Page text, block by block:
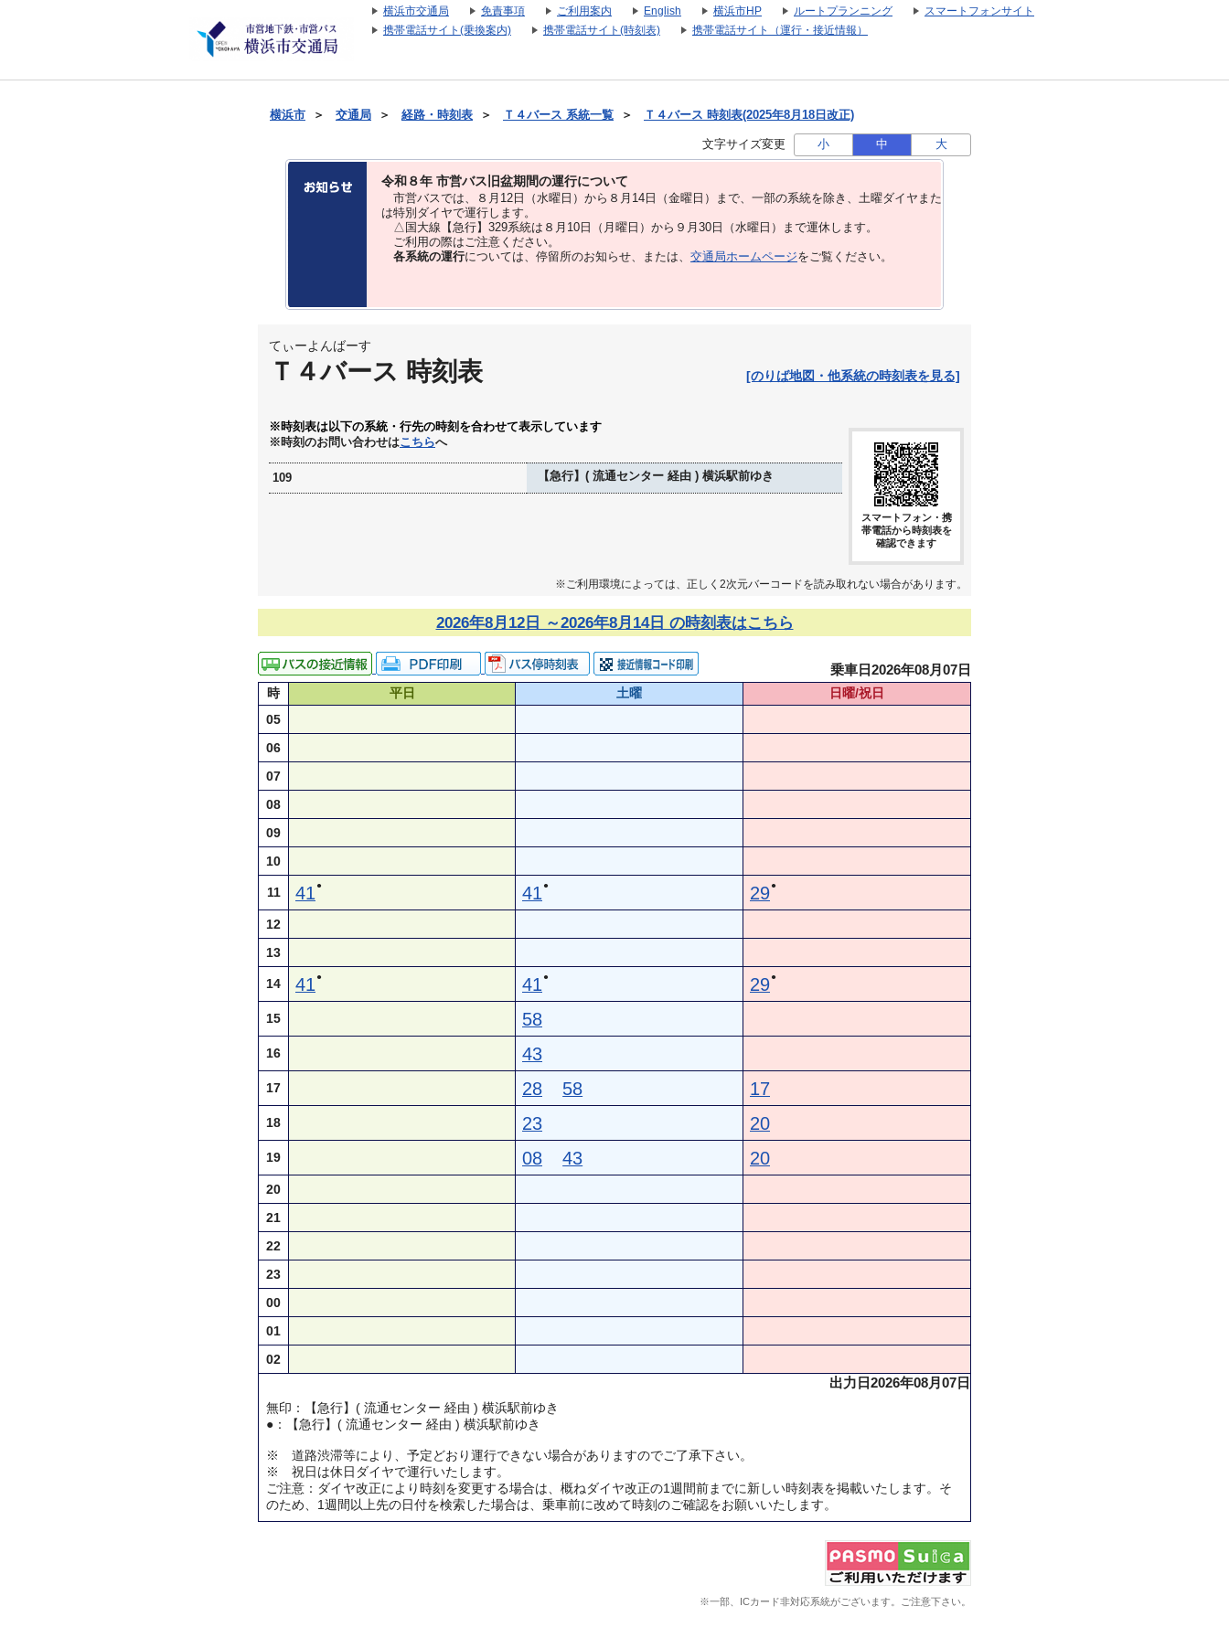
横浜市交通局 免責事項 ご利用案内 English 横浜市HP ルートプランニング
スマートフォンサイト
携帯電話サイト(乗換案内)
携帯電話サイト(時刻表) 携帯電話サイト（運行・接近情報）
横浜市 ＞ 交通局 ＞ 経路・時刻表 ＞ Ｔ４バース 系統一覧 ＞ Ｔ４バース 時刻表(2025年8月18日改正)
文字サイズ変更 小 中 大
令和８年 市営バス旧盆期間の運行について
市営バスでは、８⽉12⽇（水曜日）から８⽉14⽇（金曜日）まで、⼀部の系統を除き、⼟曜ダイヤまた
は特別ダイヤで運⾏します。
△国大線【急行】329系統は８月10日（月曜日）から９月30日（水曜日）まで運休します。
ご利用の際はご注意ください。
各系統の運行については、停留所のお知らせ、または、 交通局ホームページをご覧ください。
てぃーよんばーす
Ｔ４バース 時刻表 [のりば地図・他系統の時刻表を見る]
※時刻表は以下の系統・行先の時刻を合わせて表示しています
※時刻のお問い合わせはこちらへ
109 【急行】( 流通センター 経由 ) 横浜駅前ゆき
スマートフォン・携
帯電話から時刻表を
確認できます
※ご利用環境によっては、正しく2次元バーコードを読み取れない場合があります。
2026年8月12日 ～2026年8月14日 の時刻表はこちら
乗車日2026年08月07日
時 平日 土曜
日曜/祝日
05
06
07
08
09
10
11 41 ● 41 ● 29●
12
13
14 41 ● 41 ● 29●
15 58
16 43
17 28 58 17
18 23 20
19 08 43 20
20
21
22
23
00
01
02
出力日2026年08月07日
無印：【急行】( 流通センター 経由 ) 横浜駅前ゆき
●：【急行】( 流通センター 経由 ) 横浜駅前ゆき
※ 道路渋滞等により、予定どおり運行できない場合がありますのでご了承下さい。
※ 祝日は休日ダイヤで運行いたします。
ご注意：ダイヤ改正により時刻を変更する場合は、概ねダイヤ改正の1週間前までに新しい時刻表を掲載いたします。そ
のため、1週間以上先の日付を検索した場合は、乗車前に改めて時刻のご確認をお願いいたします。
※一部、ICカード非対応系統がございます。ご注意下さい。